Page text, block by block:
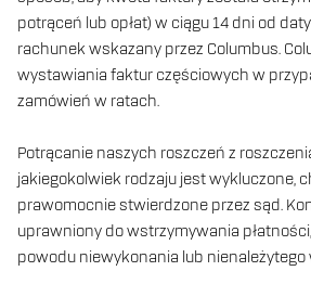
potrąceń lub opłat) w ciągu 14 dni od
rachunek wskazany przez Columbus.
wystawiania faktur częściowych w
zamówień w ratach.
Potrącanie naszych roszczeń z
jakiegokolwiek rodzaju jest wykluczone,
prawomocnie stwierdzone przez sąd.
uprawniony do wstrzymywania
powodu niewykonania lub nienależytego